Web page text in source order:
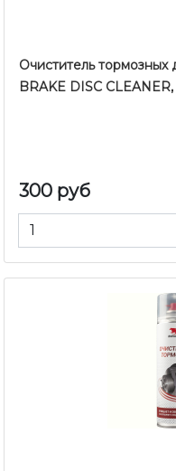
Очиститель тормозных
BRAKE DISC
300 руб